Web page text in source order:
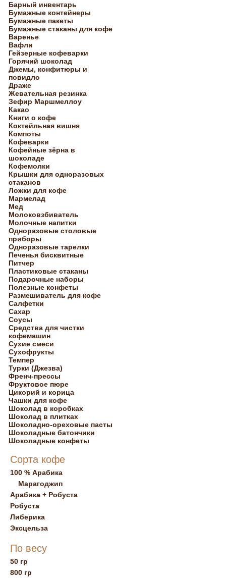
Барный инвентарь
Бумажные контейнеры
Бумажные пакеты
Бумажные стаканы для кофе
Варенье
Вафли
Гейзерные кофеварки
Горячий шоколад
Джемы, конфитюры и
повидло
Драже
Жевательная резинка
Зефир Маршмеллоу
Какао
Книги о кофе
Коктейльная вишня
Компоты
Кофеварки
Кофейные зёрна в
шоколаде
Кофемолки
Крышки для одноразовых
стаканов
Ложки для кофе
Мармелад
Мед
Молоковзбиватель
Молочные напитки
Одноразовые столовые
приборы
Одноразовые тарелки
Печенья бисквитные
Питчер
Пластиковые стаканы
Подарочные наборы
Полезные конфеты
Размешиватель для кофе
Салфетки
Сахар
Соусы
Средства для чистки
кофемашин
Сухие смеси
Сухофрукты
Темпер
Турки (Джезва)
Френч-прессы
Фруктовое пюре
Цикорий и корица
Чашки для кофе
Шоколад в коробках
Шоколад в плитках
Шоколадно-ореховые пасты
Шоколадные батончики
Шоколадные конфеты
Сорта кофе
100 % Арабика
Марагоджип
Арабика + Робуста
Робуста
Либерика
Эксцельза
По весу
50 гр
800 гр